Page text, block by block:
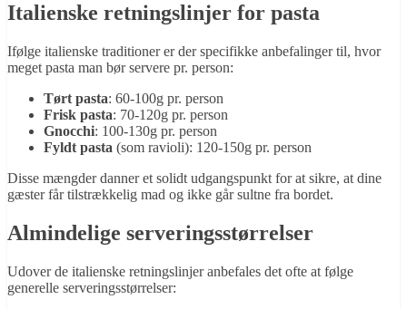
Italienske retningslinjer for pasta
Ifølge italienske traditioner er der specifikke anbefalinger til, hvor
meget pasta man bør servere pr. person:
Tørt pasta: 60-100g pr. person
Frisk pasta: 70-120g pr. person
Gnocchi: 100-130g pr. person
Fyldt pasta (som ravioli): 120-150g pr. person
Disse mængder danner et solidt udgangspunkt for at sikre, at dine
gæster får tilstrækkelig mad og ikke går sultne fra bordet.
Almindelige serveringsstørrelser
Udover de italienske retningslinjer anbefales det ofte at følge
generelle serveringsstørrelser: